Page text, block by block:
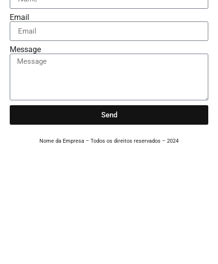
Email
Message
Send
Nome da Empresa – Todos os direitos reservados – 2024